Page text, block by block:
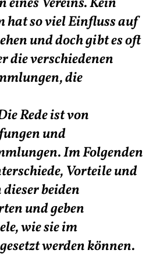
hat so viel Einfluss auf
und doch gibt es oft
die verschiedenen
die
Rede ist von
und
Im Folgenden
Vorteile und
beiden
und geben
wie sie im
werden können.